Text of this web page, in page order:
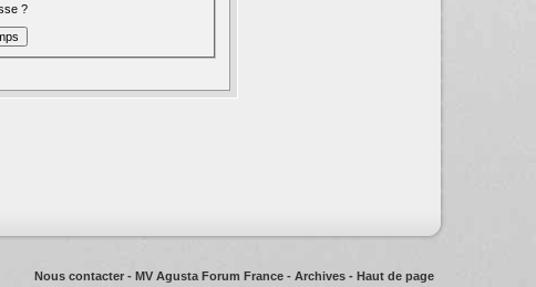
?
Nous contacter - MV Agusta Forum France - Archives - Haut de page